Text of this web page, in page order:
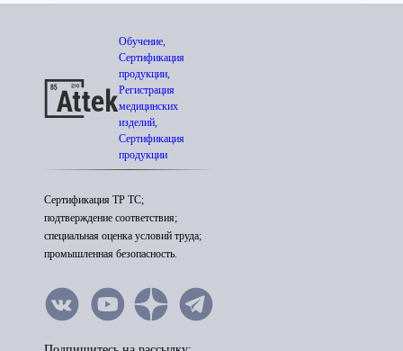
Обучение,
Сертификация
продукции,
Регистрация
медицинских
изделий,
Сертификация
продукции
Сертификация ТР ТС;
подтверждение соответствия;
специальная оценка условий труда;
промышленная безопасность.